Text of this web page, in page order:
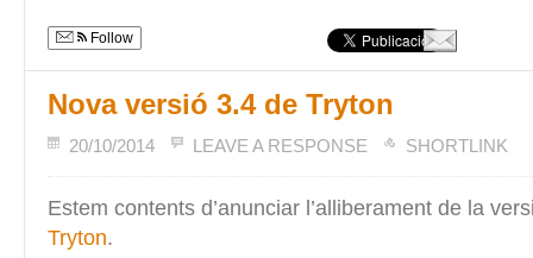
Follow
Nova versió 3.4 de Tryton
20/10/2014 LEAVE A RESPONSE SHORTLINK
Estem contents d’anunciar l’alliberament de la
Tryton.